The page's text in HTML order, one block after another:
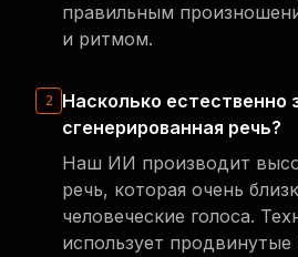
правильным
и ритмом.
2
Насколько естественно
сгенерированная речь?
Наш ИИ производит
речь, которая очень
человеческие голоса.
использует